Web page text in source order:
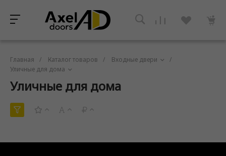
Главная / Каталог товаров / Входные двери
/
Уличные для дома
Уличные для дома